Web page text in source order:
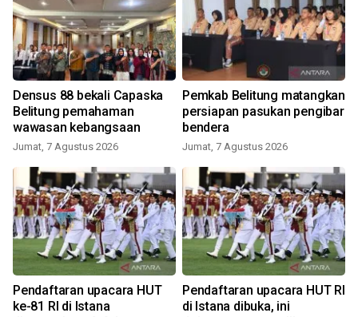
Densus 88 bekali Capaska
Belitung pemahaman
wawasan kebangsaan
Jumat, 7 Agustus 2026
Pemkab Belitung matangkan
persiapan pasukan pengibar
bendera
Jumat, 7 Agustus 2026
Pendaftaran upacara HUT
ke-81 RI di Istana
Pendaftaran upacara HUT RI
di Istana dibuka, ini